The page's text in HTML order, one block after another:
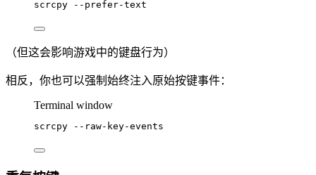
scrcpy --prefer-text
（但这会影响游戏中的键盘行为）
相反，你也可以强制始终注入原始按键事件：
Terminal window
scrcpy --raw-key-events